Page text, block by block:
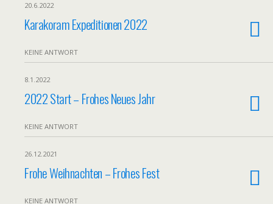
20.6.2022
Karakoram Expeditionen 2022
KEINE ANTWORT
8.1.2022
2022 Start – Frohes Neues Jahr
KEINE ANTWORT
26.12.2021
Frohe Weihnachten – Frohes Fest
KEINE ANTWORT